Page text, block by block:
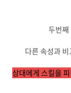
두번째
다른 속성과
상대에게 스킬을